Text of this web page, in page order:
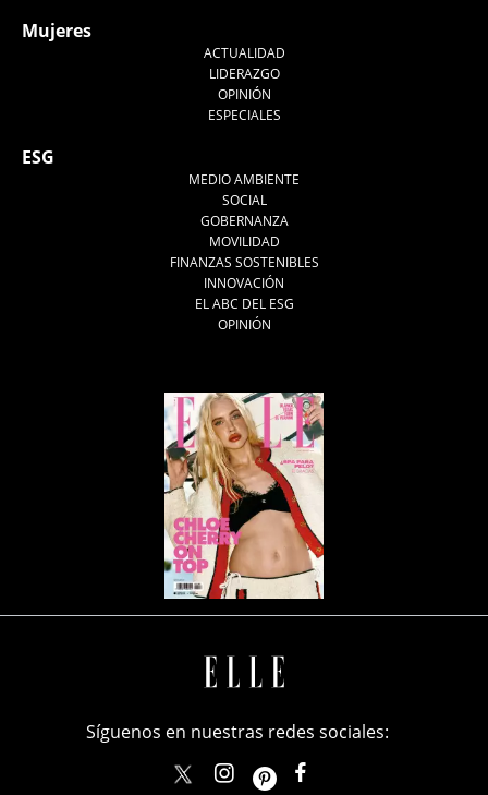
Mujeres
ACTUALIDAD
LIDERAZGO
OPINIÓN
ESPECIALES
ESG
MEDIO AMBIENTE
SOCIAL
GOBERNANZA
MOVILIDAD
FINANZAS SOSTENIBLES
INNOVACIÓN
EL ABC DEL ESG
OPINIÓN
Síguenos en nuestras redes sociales:
elle_mexicoellemexico